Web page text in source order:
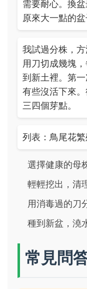
需要耐心。換
原來大一點的盆
我試過分株，
用刀切成幾塊
到新土裡。第
有些沒活下來
三四個芽點。
列表：鳥尾花
選擇健康的母
輕輕挖出，清
用消毒過的刀
種到新盆，澆
常見問